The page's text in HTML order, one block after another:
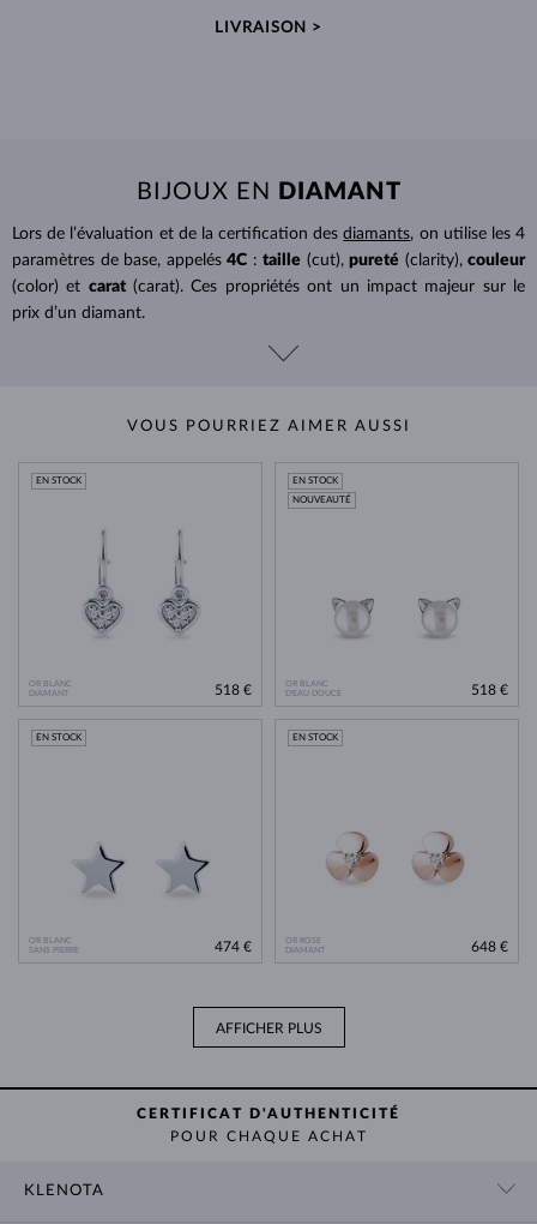
LIVRAISON >
BIJOUX EN DIAMANT
Lors de l’évaluation et de la certification desdiamants, on utilise les 4
paramètres de base, appelés 4C : taille (cut), pureté (clarity), couleur
(color) et carat (carat). Ces propriétés ont un impact majeur sur le
prix d’un diamant.
VOUS POURRIEZ AIMER AUSSI
OR BLANC
DIAMANT
EN STOCK
518 €
OR BLANC
D'EAU DOUCE
EN STOCK
NOUVEAUTÉ
518 €
OR BLANC
SANS PIERRE
EN STOCK
474 €
OR ROSE
DIAMANT
EN STOCK
648 €
AFFICHER PLUS
CERTIFICAT D'AUTHENTICITÉ
POUR CHAQUE ACHAT
KLENOTA